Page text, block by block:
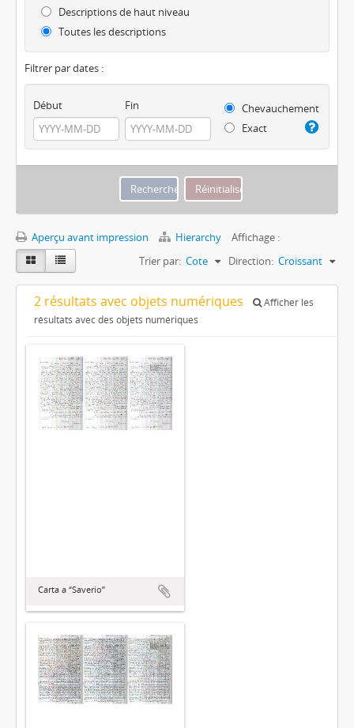
Descriptions de haut niveau
Toutes les descriptions
Filtrer par dates :
Début Fin
Chevauchement
Exact
Aperçu avant impression Hierarchy
Affichage :
Trier par: Cote Direction: Croissant
2 résultats avec objets numériques
Afficher les
résultats avec des objets numériques
Carta a “Saverio”